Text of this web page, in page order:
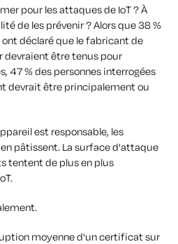
pour les attaques de IoT ? À
de les prévenir ? Alors que 38 %
déclaré que le fabricant de
devraient être tenus pour
47 % des personnes interrogées
devrait être principalement ou
est responsable, les
pâtissent. La surface d'attaque
tentent de plus en plus
moyenne d'un certificat sur